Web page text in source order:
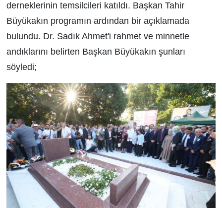
derneklerinin temsilcileri katıldı. Başkan Tahir
Büyükakın programın ardından bir açıklamada
bulundu. Dr. Sadık Ahmet'i rahmet ve minnetle
andıklarını belirten Başkan Büyükakın şunları
söyledi;